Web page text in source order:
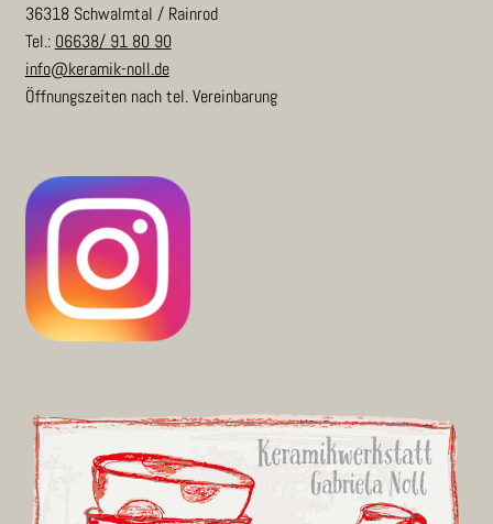
36318 Schwalmtal / Rainrod
Tel.: 06638/ 91 80 90
info@keramik-noll.de
Öffnungszeiten nach tel. Vereinbarung